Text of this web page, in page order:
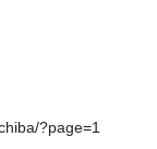
?page=1